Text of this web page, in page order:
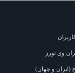
وی تورز
(ایران و جهان)